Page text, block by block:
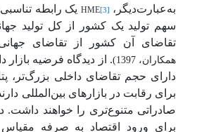
به‌عبارت‌دیگر،
[3]
HME یک رابطه تناسبی
سهم تولید یک کشور از کل تولید
تقاضای آن کشور از تقاضای
همکاران، 1397)
. از دیدگاه فرضیه
دارای حجم تقاضای داخلی بزرگ‌تر،
برای رقابت در بازارهای بین‌المللی
صادراتی متنوع‌تری را خواهند داشت.
برای ورود اقتصاد به صرفه